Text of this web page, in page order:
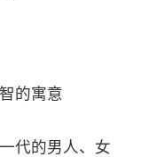
的寓意
代的男人、女